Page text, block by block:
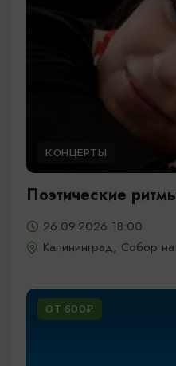
КОНЦЕРТЫ
Поэтические
26.09.2026 18:00
Калининград, Собор на
ОТ 600₽